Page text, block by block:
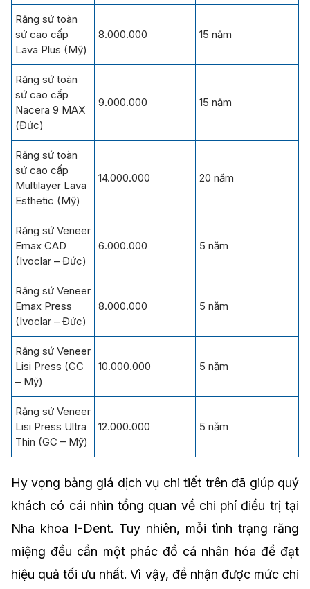
Răng sứ toàn
sứ cao cấp
Lava Plus (Mỹ)
8.000.000 15 năm
Răng sứ toàn
sứ cao cấp
Nacera 9 MAX
(Đức)
9.000.000 15 năm
Răng sứ toàn
sứ cao cấp
Multilayer Lava
Esthetic (Mỹ)
14.000.000 20 năm
Răng sứ Veneer
Emax CAD
(Ivoclar – Đức)
6.000.000 5 năm
Răng sứ Veneer
Emax Press
(Ivoclar – Đức)
8.000.000 5 năm
Răng sứ Veneer
Lisi Press (GC
– Mỹ)
10.000.000 5 năm
Răng sứ Veneer
Lisi Press Ultra
Thin (GC – Mỹ)
12.000.000 5 năm
Hy vọng bảng giá dịch vụ chi tiết trên đã giúp quý
khách có cái nhìn tổng quan về chi phí điều trị tại
Nha khoa I-Dent. Tuy nhiên, mỗi tình trạng răng
miệng đều cần một phác đồ cá nhân hóa để đạt
hiệu quả tối ưu nhất. Vì vậy, để nhận được mức chi